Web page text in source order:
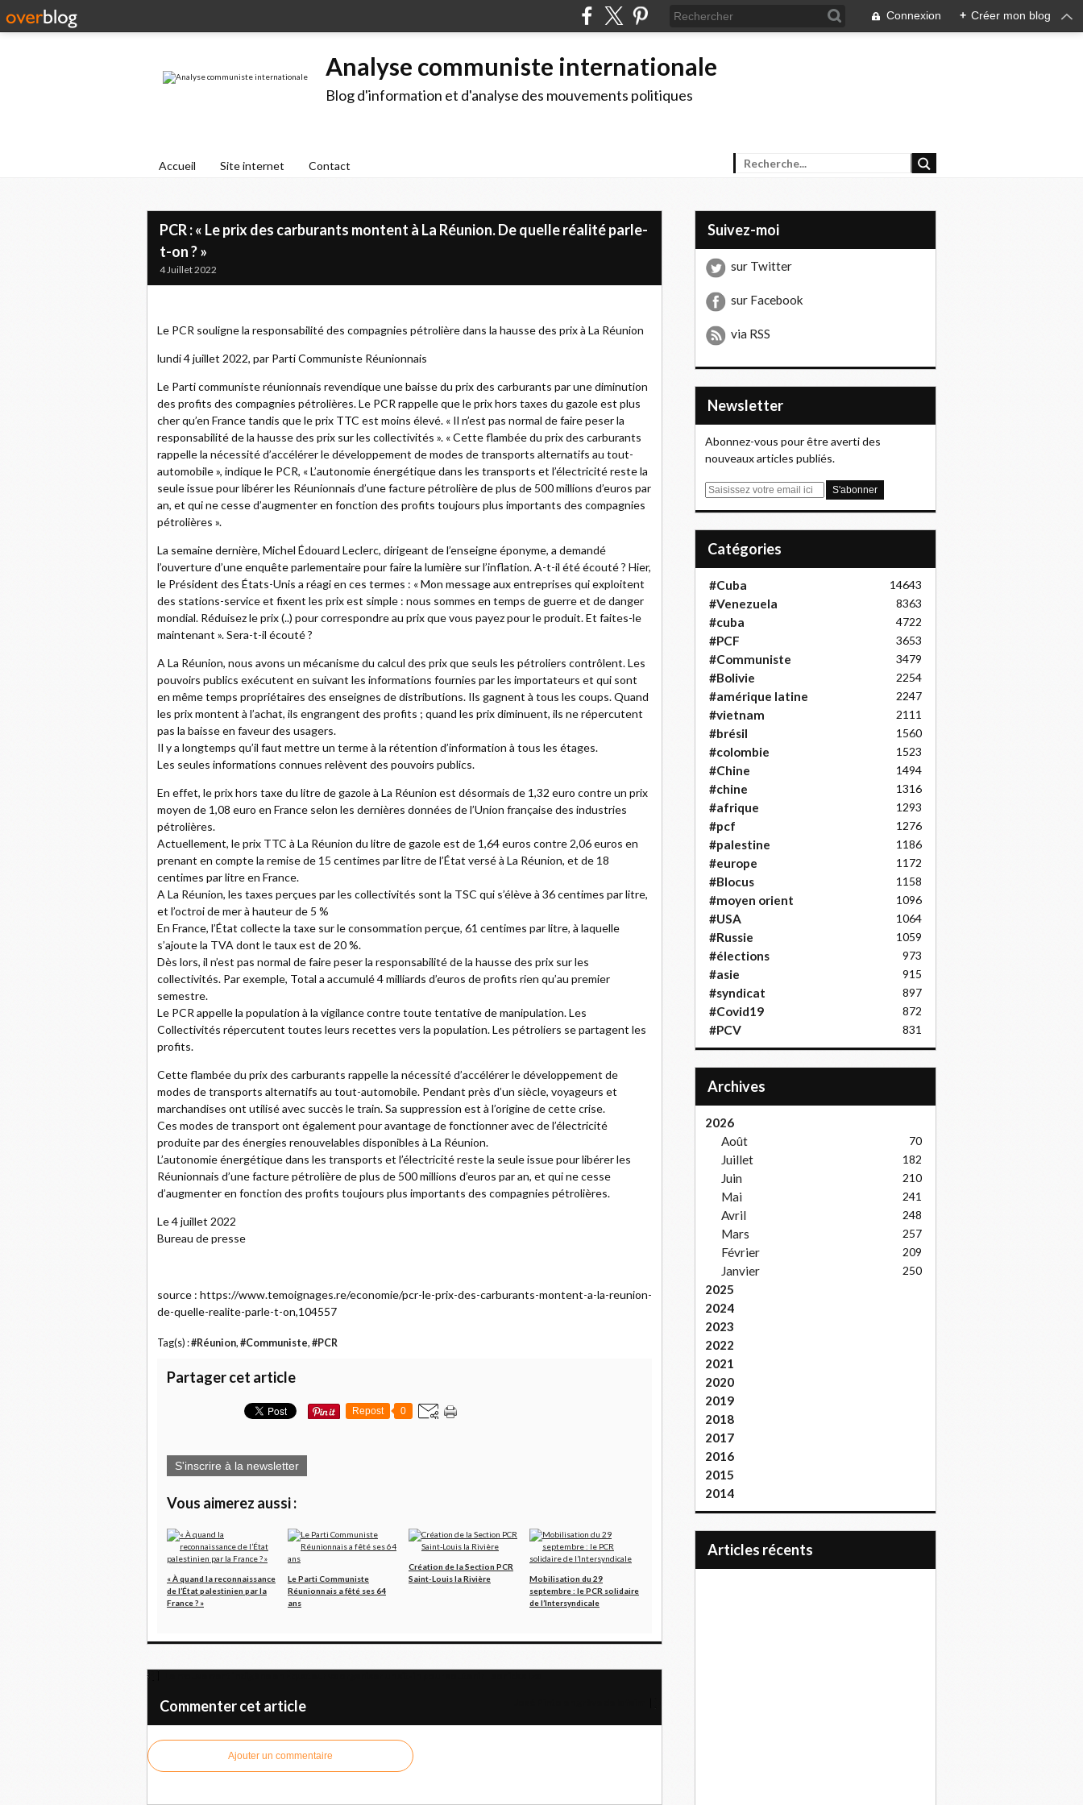
Connexion + Créer mon blog
Analyse communiste internationale
Blog d'information et d'analyse des mouvements politiques
Accueil Site internet Contact
PCR : « Le prix des carburants montent à La Réunion. De quelle réalité parle-
t-on ? »
4 Juillet 2022
Le PCR souligne la responsabilité des compagnies pétrolière dans la hausse des prix à La Réunion
lundi 4 juillet 2022, par Parti Communiste Réunionnais
Le Parti communiste réunionnais revendique une baisse du prix des carburants par une diminution
des profits des compagnies pétrolières. Le PCR rappelle que le prix hors taxes du gazole est plus
cher qu’en France tandis que le prix TTC est moins élevé. « Il n’est pas normal de faire peser la
responsabilité de la hausse des prix sur les collectivités ». « Cette flambée du prix des carburants
rappelle la nécessité d’accélérer le développement de modes de transports alternatifs au tout-
automobile », indique le PCR, « L’autonomie énergétique dans les transports et l’électricité reste la
seule issue pour libérer les Réunionnais d’une facture pétrolière de plus de 500 millions d’euros par
an, et qui ne cesse d’augmenter en fonction des profits toujours plus importants des compagnies
pétrolières ».
La semaine dernière, Michel Édouard Leclerc, dirigeant de l’enseigne éponyme, a demandé
l’ouverture d’une enquête parlementaire pour faire la lumière sur l’inflation. A-t-il été écouté ? Hier,
le Président des États-Unis a réagi en ces termes : « Mon message aux entreprises qui exploitent
des stations-service et fixent les prix est simple : nous sommes en temps de guerre et de danger
mondial. Réduisez le prix (..) pour correspondre au prix que vous payez pour le produit. Et faites-le
maintenant ». Sera-t-il écouté ?
A La Réunion, nous avons un mécanisme du calcul des prix que seuls les pétroliers contrôlent. Les
pouvoirs publics exécutent en suivant les informations fournies par les importateurs et qui sont
en même temps propriétaires des enseignes de distributions. Ils gagnent à tous les coups. Quand
les prix montent à l’achat, ils engrangent des profits ; quand les prix diminuent, ils ne répercutent
pas la baisse en faveur des usagers.
Il y a longtemps qu’il faut mettre un terme à la rétention d’information à tous les étages.
Les seules informations connues relèvent des pouvoirs publics.
En effet, le prix hors taxe du litre de gazole à La Réunion est désormais de 1,32 euro contre un prix
moyen de 1,08 euro en France selon les dernières données de l’Union française des industries
pétrolières.
Actuellement, le prix TTC à La Réunion du litre de gazole est de 1,64 euros contre 2,06 euros en
prenant en compte la remise de 15 centimes par litre de l’État versé à La Réunion, et de 18
centimes par litre en France.
A La Réunion, les taxes perçues par les collectivités sont la TSC qui s’élève à 36 centimes par litre,
et l’octroi de mer à hauteur de 5 %
En France, l’État collecte la taxe sur le consommation perçue, 61 centimes par litre, à laquelle
s’ajoute la TVA dont le taux est de 20 %.
Dès lors, il n’est pas normal de faire peser la responsabilité de la hausse des prix sur les
collectivités. Par exemple, Total a accumulé 4 milliards d’euros de profits rien qu’au premier
semestre.
Le PCR appelle la population à la vigilance contre toute tentative de manipulation. Les
Collectivités répercutent toutes leurs recettes vers la population. Les pétroliers se partagent les
profits.
Cette flambée du prix des carburants rappelle la nécessité d’accélérer le développement de
modes de transports alternatifs au tout-automobile. Pendant près d’un siècle, voyageurs et
marchandises ont utilisé avec succès le train. Sa suppression est à l’origine de cette crise.
Ces modes de transport ont également pour avantage de fonctionner avec de l’électricité
produite par des énergies renouvelables disponibles à La Réunion.
L’autonomie énergétique dans les transports et l’électricité reste la seule issue pour libérer les
Réunionnais d’une facture pétrolière de plus de 500 millions d’euros par an, et qui ne cesse
d’augmenter en fonction des profits toujours plus importants des compagnies pétrolières.
Le 4 juillet 2022
Bureau de presse
source : https://www.temoignages.re/economie/pcr-le-prix-des-carburants-montent-a-la-reunion-
de-quelle-realite-parle-t-on,104557
Tag(s) :#Réunion, #Communiste, #PCR
Partager cet article
Repost 0
S'inscrire à la newsletter
Vous aimerez aussi :
« À quand la reconnaissance
de l’État palestinien par la
France ? »
Le Parti Communiste
Réunionnais a fêté ses 64
ans
Création de la Section PCR
Saint-Louis la Rivière
Mobilisation du 29
septembre : le PCR solidaire
de l’Intersyndicale
Commenter cet article
Ajouter un commentaire
Suivez-moi
sur Twitter
sur Facebook
via RSS
Newsletter
Abonnez-vous pour être averti des
nouveaux articles publiés.
E
Catégories
#Cuba 14643
#Venezuela 8363
#cuba 4722
#PCF 3653
#Communiste 3479
#Bolivie 2254
#amérique latine 2247
#vietnam 2111
#brésil 1560
#colombie 1523
#Chine 1494
#chine 1316
#afrique 1293
#pcf 1276
#palestine 1186
#europe 1172
#Blocus 1158
#moyen orient 1096
#USA 1064
#Russie 1059
#élections 973
#asie 915
#syndicat 897
#Covid19 872
#PCV 831
Archives
2026
Août
70
Juillet 182
Juin 210
Mai 241
Avril 248
Mars 257
Février 209
Janvier 250
2025
2024
2023
2022
2021
2020
2019
2018
2017
2016
2015
2014
articles récents